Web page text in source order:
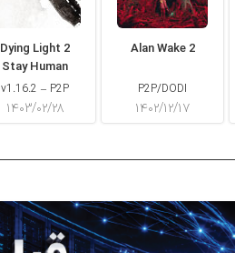
Dying Light 2
Stay Human
v1.16.2 – P2P
۱۴۰۳/۰۲/۲۸
Alan Wake 2
P2P/DODI
۱۴۰۲/۱۲/۱۷